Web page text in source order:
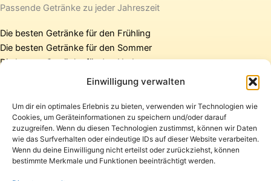
Einwilligung verwalten
Um dir ein optimales Erlebnis zu bieten, verwenden wir Technologien wie
Cookies, um Geräteinformationen zu speichern und/oder darauf
zuzugreifen. Wenn du diesen Technologien zustimmst, können wir Daten
wie das Surfverhalten oder eindeutige IDs auf dieser Website verarbeiten.
Wenn du deine Einwilligung nicht erteilst oder zurückziehst, können
bestimmte Merkmale und Funktionen beeinträchtigt werden.
Passende Getränke zu jeder Jahreszeit
Die besten Getränke für den Frühling
Die besten Getränke für den Sommer
Die besten Getränke für den Herbst
Die besten Getränke für den Winter
Startseite
Presse
Kontakt / Support
Datenschutzerklärung